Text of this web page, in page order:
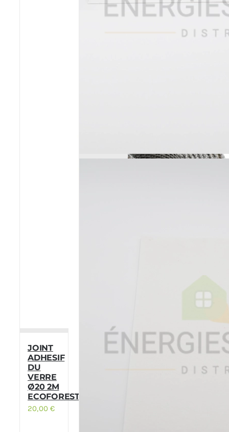
JOINT
ADHESIF
DU
VERRE
Ø20 2M
ECOFOREST
20,00€